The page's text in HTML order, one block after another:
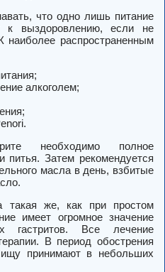
что одно лишь питание
к выздоровлению, если не
наиболее распространенным
алкоголем;
необходимо полное
Затем рекомендуется
масла в день, взбитые
же, как при простом
имеет огромное значение
гастритов. Все лечение
В период обострения
принимают в небольших